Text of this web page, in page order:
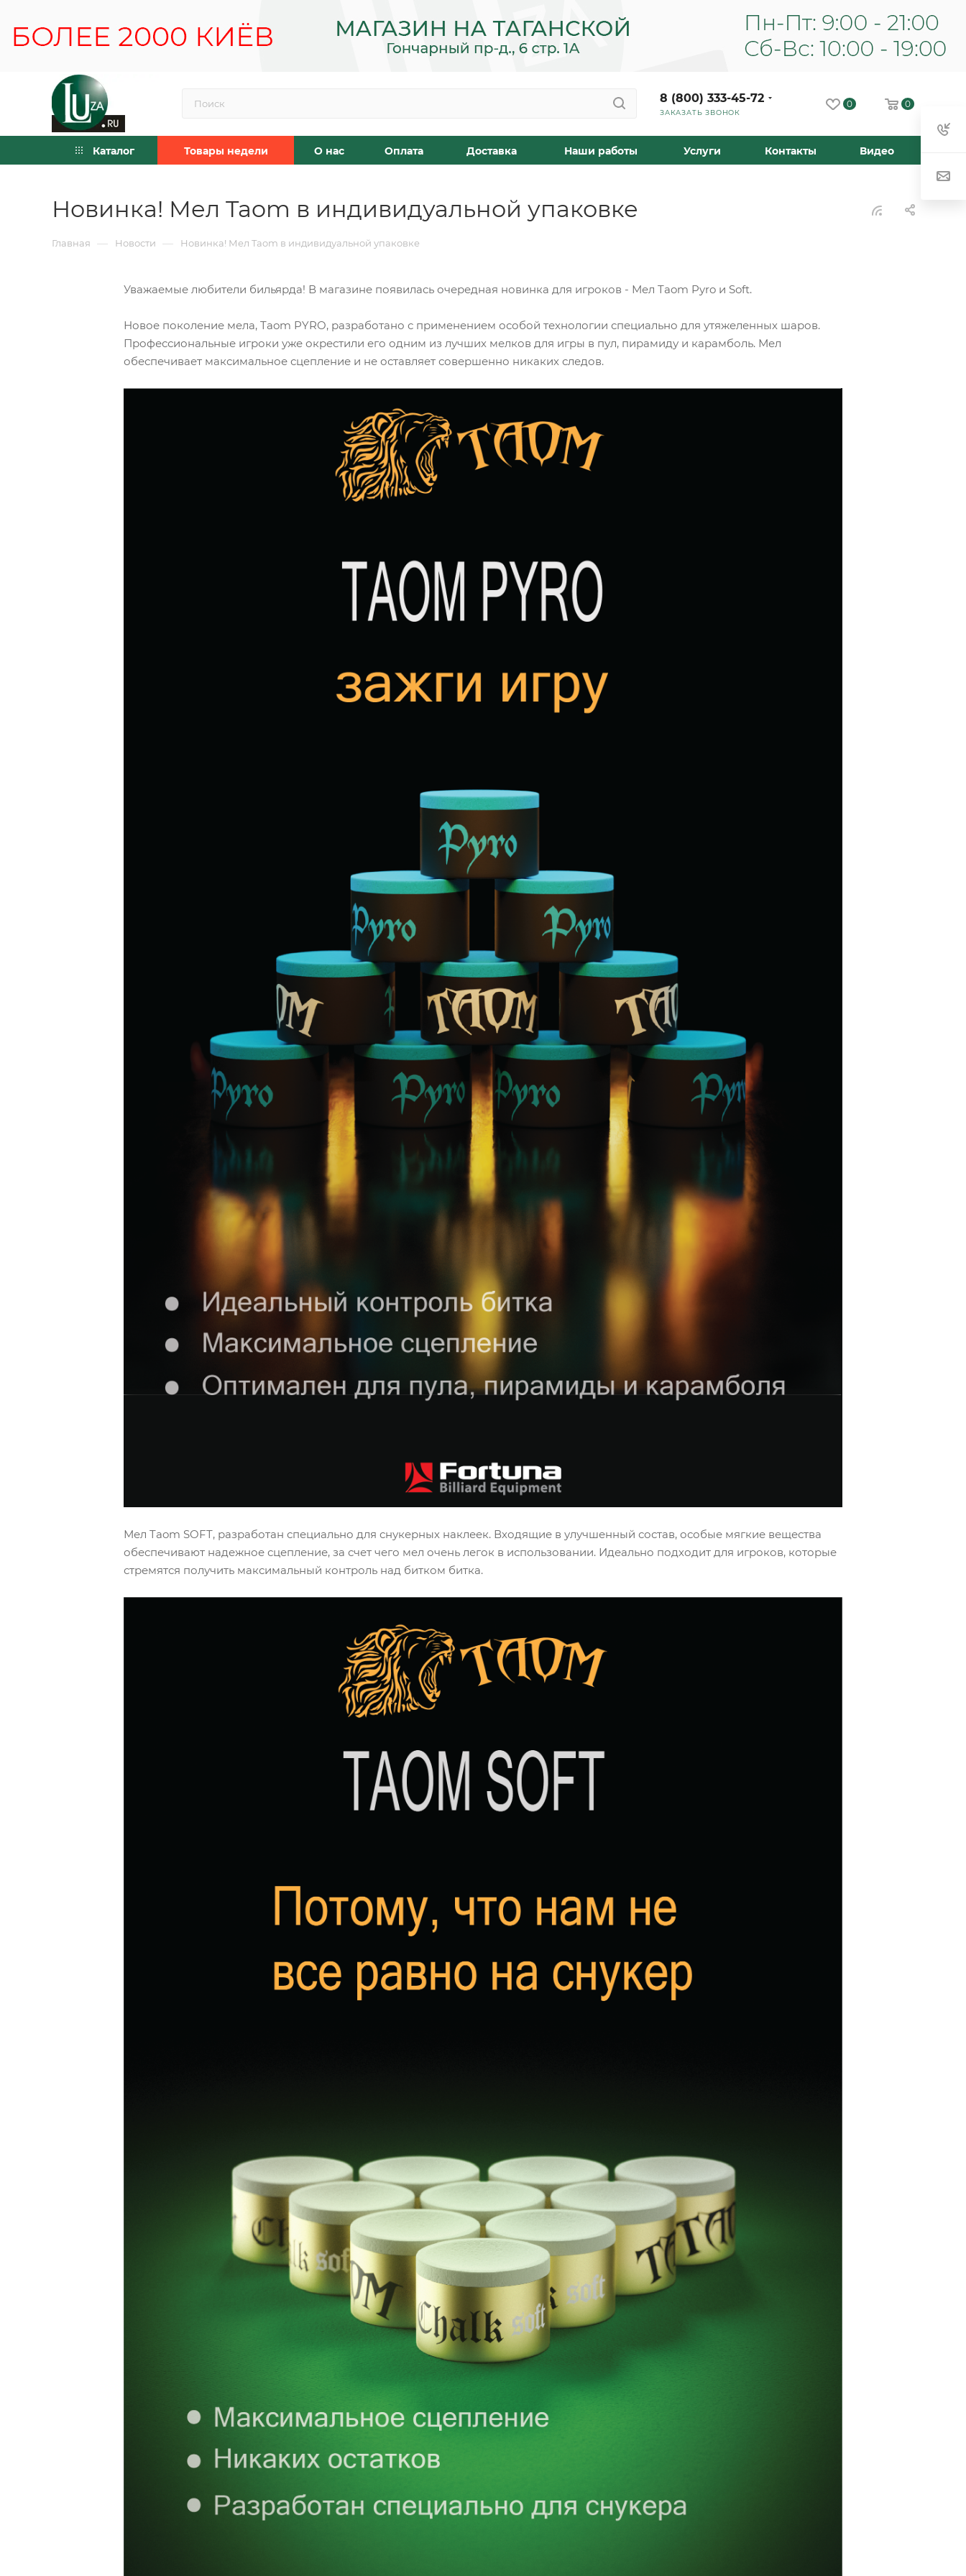
8 (800) 333-45-72
ЗАКАЗАТЬ ЗВОНОК
0 0
Каталог Товары недели О нас Оплата Доставка Наши работы Услуги Контакты Видео
Новинка! Мел Taom в индивидуальной упаковке
Главная — Новости — Новинка! Мел Taom в индивидуальной упаковке
Уважаемые любители бильярда! В магазине появилась очередная новинка для игроков - Мел Taom Pyro и Soft.
Новое поколение мела, Taom PYRO, разработано с применением особой технологии специально для утяжеленных шаров.
Профессиональные игроки уже окрестили его одним из лучших мелков для игры в пул, пирамиду и карамболь. Мел
обеспечивает максимальное сцепление и не оставляет совершенно никаких следов.
Мел Taom SOFT, разработан специально для снукерных наклеек. Входящие в улучшенный состав, особые мягкие вещества
обеспечивают надежное сцепление, за счет чего мел очень легок в использовании. Идеально подходит для игроков, которые
стремятся получить максимальный контроль над битком битка.